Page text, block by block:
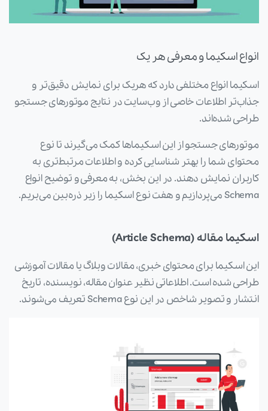
انواع اسکیما و معرفی هر یک
اسکیما انواع مختلفی دارد که هریک برای نمایش دقیق‌تر و
جذاب‌تر اطلاعات خاصی از وب‌سایت در نتایج موتورهای جستجو
طراحی شده‌اند.
موتورهای جستجو از این اسکیماها کمک می‌گیرند تا نوع
محتوای شما را بهتر شناسایی کرده و اطلاعات مرتبط‌تری به
کاربران نمایش دهند. در این بخش، به معرفی و توضیح انواع
Schema می‌پردازیم و هفت نوع اسکیما را زیر ذره‌بین می‌بریم.
اسکیما مقاله (Article Schema)
این اسکیما برای محتوای خبری، مقالات وبلاگ یا مقالات آموزشی
طراحی شده است. اطلاعاتی نظیر عنوان مقاله، نویسنده، تاریخ
انتشار و تصویر شاخص در این نوع Schema تعریف می‌شوند.